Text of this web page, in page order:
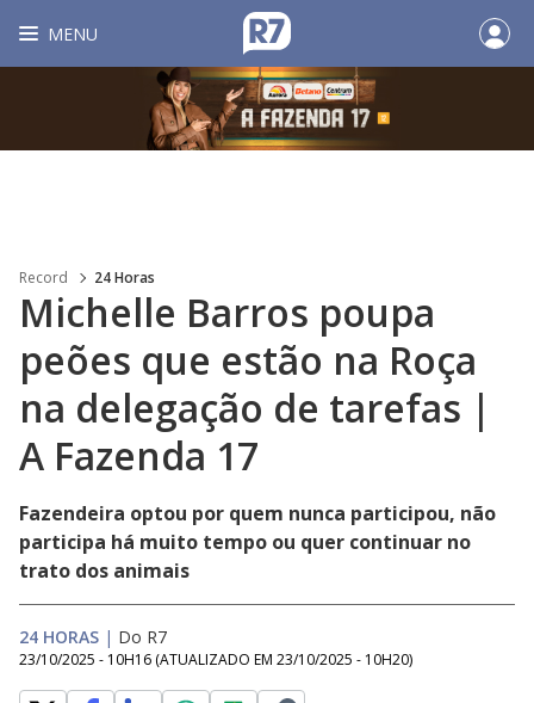
MENU
Record 24 Horas
Michelle Barros poupa
peões que estão na Roça
na delegação de tarefas |
A Fazenda 17
Fazendeira optou por quem nunca participou, não
participa há muito tempo ou quer continuar no
trato dos animais
24 HORAS | Do R7
23/10/2025 - 10H16 (ATUALIZADO EM 23/10/2025 - 10H20)